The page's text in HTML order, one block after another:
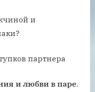
и
партнера
и любви в паре.